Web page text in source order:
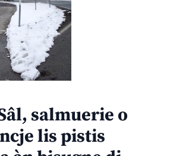
salmuerie o
lis pistis